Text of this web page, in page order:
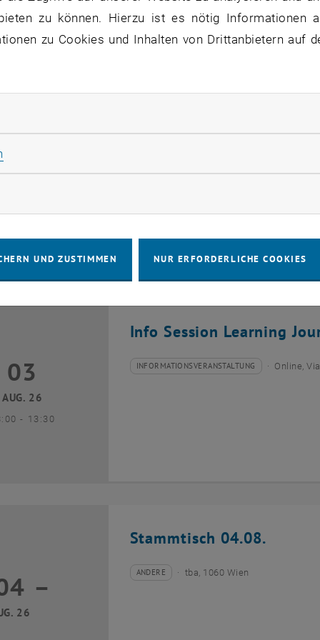
Juli 2026
28
-bis
17:00
Info Session Learning
August 2026
03
AUG. 26
- bis
13:30
Veranstaltungstyp:
INFORMATIONSVERANSTALTUNG
Veranstaltungsort: Online,
Stammtisch 04.08.
26
– Veranstaltungstyp:
ANDERE
Veranstaltungsort:tba, 1060 Wien
zu können. Hierzu ist es nötig Informationen
zu Cookies und Inhalten von Drittanbietern auf
Cookies zulassen
UND ZUSTIMMEN NUR ERFORDERLICHE COOKIES